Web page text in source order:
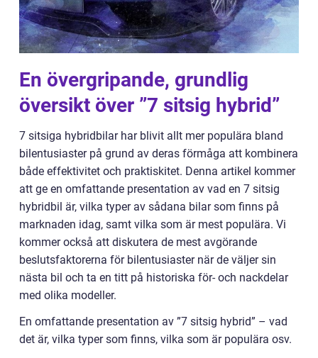
En övergripande, grundlig
översikt över ”7 sitsig hybrid”
7 sitsiga hybridbilar har blivit allt mer populära bland
bilentusiaster på grund av deras förmåga att kombinera
både effektivitet och praktiskitet. Denna artikel kommer
att ge en omfattande presentation av vad en 7 sitsig
hybridbil är, vilka typer av sådana bilar som finns på
marknaden idag, samt vilka som är mest populära. Vi
kommer också att diskutera de mest avgörande
beslutsfaktorerna för bilentusiaster när de väljer sin
nästa bil och ta en titt på historiska för- och nackdelar
med olika modeller.
En omfattande presentation av ”7 sitsig hybrid” – vad
det är, vilka typer som finns, vilka som är populära osv.